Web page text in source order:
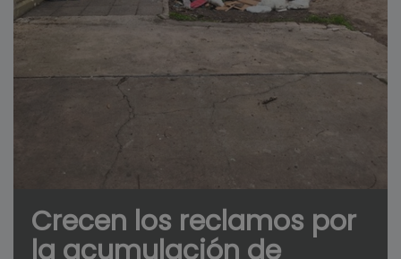
Crecen los reclamos por
la acumulación de